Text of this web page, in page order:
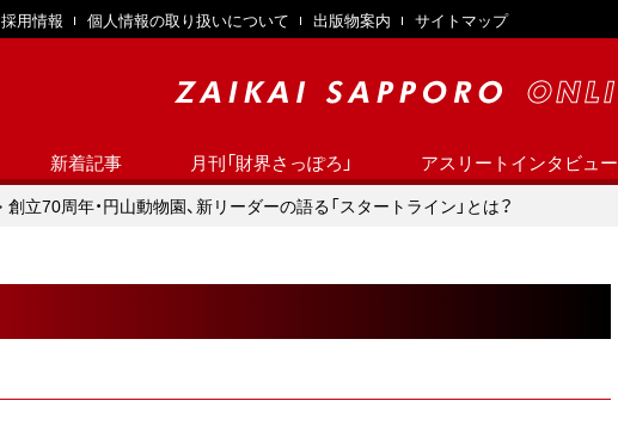
採用情報 個人情報の取り扱いについて 出版物案内 サイトマップ
新着記事 月刊「財界さっぽろ」 アスリートインタビュー
創立70周年・円山動物園、新リーダーの語る「スタートライン」とは？